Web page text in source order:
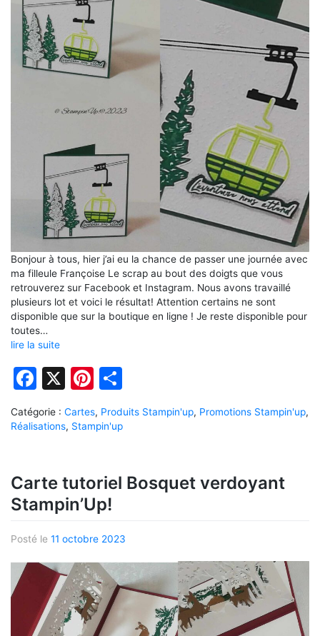
Bonjour à tous, hier j’ai eu la chance de passer une journée avec
ma filleule Françoise Le scrap au bout des doigts que vous
retrouverez sur Facebook et Instagram. Nous avons travaillé
plusieurs lot et voici le résultat! Attention certains ne sont
disponible que sur la boutique en ligne ! Je reste disponible pour
toutes…
lire la suite
Facebook
X Pinterest
Catégorie : Cartes, Produits Stampin'up, Promotions Stampin'up,
Réalisations, Stampin'up
Carte tutoriel Bosquet verdoyant
Stampin’Up!
Posté le 11 octobre 2023